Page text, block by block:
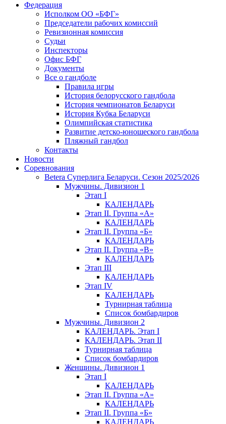
Федерация
Исполком ОО «БФГ»
Председатели рабочих комиссий
Ревизионная комиссия
Судьи
Инспекторы
Офис БФГ
Документы
Все о гандболе
Правила игры
История белорусского гандбола
История чемпионатов Беларуси
История Кубка Беларуси
Олимпийская статистика
Развитие детско-юношеского гандбола
Пляжный гандбол
Контакты
Новости
Соревнования
Betera Суперлига Беларуси. Сезон 2025/2026
Мужчины. Дивизион 1
Этап I
КАЛЕНДАРЬ
Этап II. Группа «А»
КАЛЕНДАРЬ
Этап II. Группа «Б»
КАЛЕНДАРЬ
Этап II. Группа «В»
КАЛЕНДАРЬ
Этап III
КАЛЕНДАРЬ
Этап IV
КАЛЕНДАРЬ
Турнирная таблица
Список бомбардиров
Мужчины. Дивизион 2
КАЛЕНДАРЬ. Этап I
КАЛЕНДАРЬ. Этап II
Турнирная таблица
Список бомбардиров
Женщины. Дивизион 1
Этап I
КАЛЕНДАРЬ
Этап II. Группа «А»
КАЛЕНДАРЬ
Этап II. Группа «Б»
КАЛЕНДАРЬ